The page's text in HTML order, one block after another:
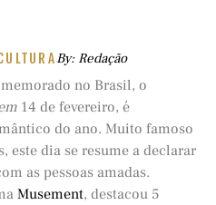
By: Redação
no Brasil, o
14 de fevereiro, é
do ano. Muito famoso
este dia se resume a declarar
as pessoas amadas.
Musement, destacou 5